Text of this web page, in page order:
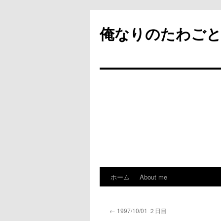
俺なりのたわごと
テ
ホーム About me
← 1997/10/01 ２日目